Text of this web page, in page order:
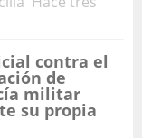
contra el
de
militar
su propia